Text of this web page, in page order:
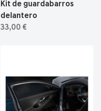
Kit de guardabarros
delantero
33,00 €